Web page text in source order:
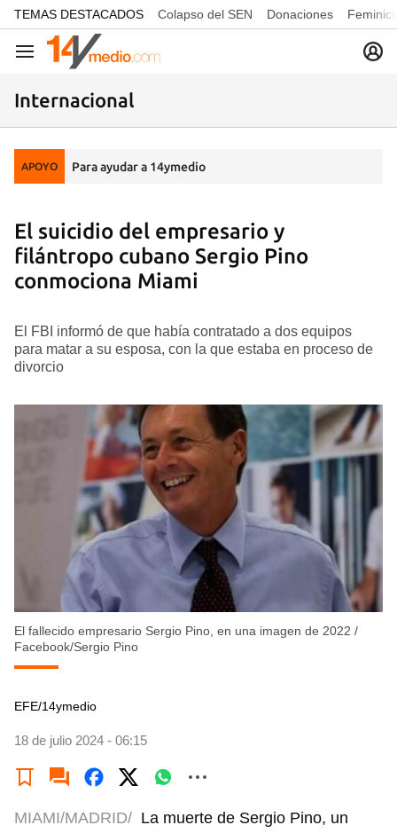
common.go-to-content
TEMAS DESTACADOS Colapso del SEN Donaciones
Navegación
Internacional
APOYO Para ayudar a 14ymedio
El suicidio del empresario y
filántropo cubano Sergio Pino
conmociona Miami
El FBI informó de que había contratado a dos equipos
para matar a su esposa, con la que estaba en proceso de
divorcio
El fallecido empresario Sergio Pino, en una imagen de 2022 /
Facebook/Sergio Pino
EFE/14ymedio
18 de julio 2024 - 06:15
MIAMI/MADRID/ La muerte de Sergio Pino, un